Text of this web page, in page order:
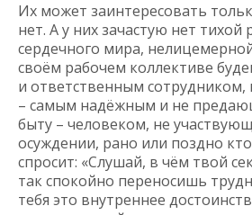
Их может заинтересовать
нет. А у них зачастую нет тихой
сердечного мира,
своём рабочем коллективе
и ответственным сотрудником,
– самым надёжным и не
быту – человеком, не
осуждении, рано или поздно
спросит: «Слушай, в чём твой
так спокойно переносишь
тебя это внутреннее